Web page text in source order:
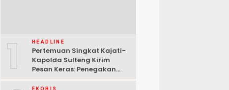
1 HEADLINE
Pertemuan Singkat Kajati-
Kapolda Sulteng Kirim
Pesan Keras: Penegakan
EKOBIS